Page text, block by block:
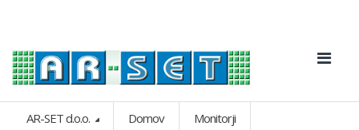
AR-SET d.o.o. Domov Monitorji